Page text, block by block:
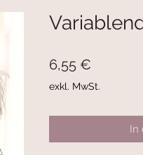
6,55 €
exkl. MwSt.